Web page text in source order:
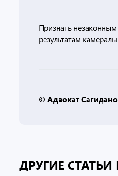
Признать
результатам
© Адвокат
ДРУГИЕ СТАТЬИ